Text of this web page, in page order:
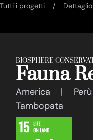
Tutti i progetti
BIOSPHERE
Fauna
America |
Tambopata